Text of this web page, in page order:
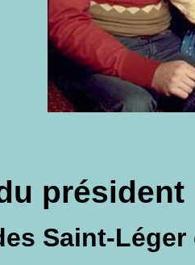
président
Saint-